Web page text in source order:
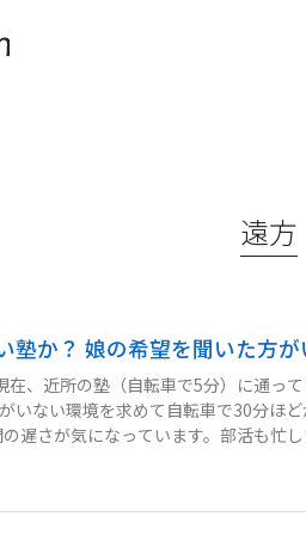
遠方
塾か？ 娘の希望を聞いた方が
在、近所の塾（自転車で5分）に通っ
いない環境を求めて自転車で30分ほ
遅さが気になっています。部活も忙
するべきか、それとも近所の塾で納